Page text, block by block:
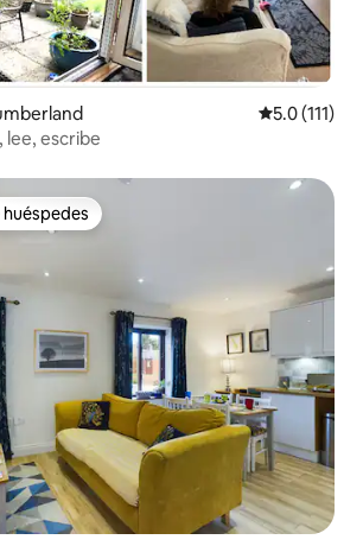
Calificación
5.0 (111)
lee, escribe
preferido